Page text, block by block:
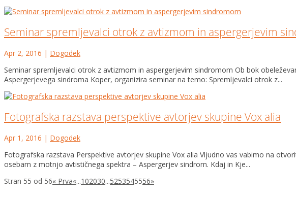
Seminar spremljevalci otrok z avtizmom in aspergerjevim
Apr 2, 2016 | Dogodek
Seminar spremljevalci otrok z avtizmom in aspergerjevim sindromom Ob bok
Aspergerjevega sindroma Koper, organizira seminar na temo: Spremljevalci otrok z...
Fotografska razstava perspektive avtorjev skupine Vox alia
Apr 1, 2016 | Dogodek
Fotografska razstava Perspektive avtorjev skupine Vox alia Vljudno vas vabimo na
osebam z motnjo avtističnega spektra – Aspergerjev sindrom. Kdaj in Kje...
Stran 55 od 56« Prva«...102030...5253545556»